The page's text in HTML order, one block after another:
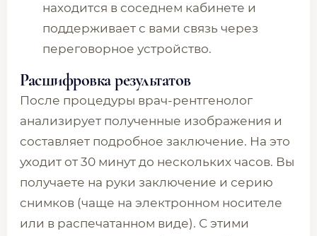
находится в соседнем кабинете и
поддерживает с вами связь через
переговорное устройство.
Расшифровка результатов
После процедуры врач-рентгенолог
анализирует полученные изображения и
составляет подробное заключение. На это
уходит от 30 минут до нескольких часов. Вы
получаете на руки заключение и серию
снимков (чаще на электронном носителе
или в распечатанном виде). С этими